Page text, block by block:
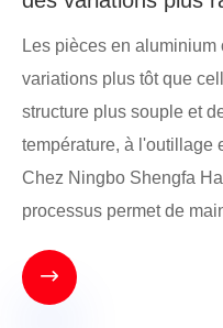
Les pièces en
variations plus tôt que
structure plus souple et
température, à l'outillage
Chez Ningbo Shengfa
processus permet de
